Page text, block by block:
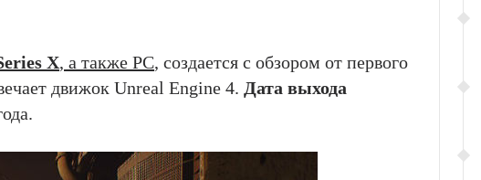
X, а также PC, создается с обзором от первого
движок Unreal Engine 4. Дата выхода